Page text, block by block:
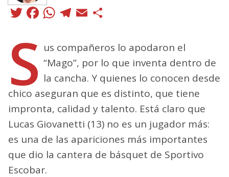
Twitter
Facebook
WhatsApp
Telegram
Email
S us compañeros lo apodaron el
“Mago”, por lo que inventa dentro de
la cancha. Y quienes lo conocen desde
chico aseguran que es distinto, que tiene
impronta, calidad y talento. Está claro que
Lucas Giovanetti (13) no es un jugador más:
es una de las apariciones más importantes
que dio la cantera de básquet de Sportivo
Escobar.